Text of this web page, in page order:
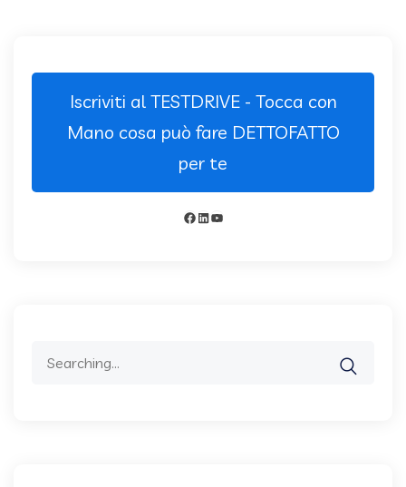
Iscriviti al TESTDRIVE - Tocca con
Mano cosa può fare DETTOFATTO
per te
Facebook
LinkedIn
YouTube